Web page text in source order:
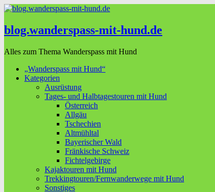
blog.wanderspass-mit-hund.de
Alles zum Thema Wanderspass mit Hund
„Wanderspass mit Hund“
Kategorien
Ausrüstung
Tages- und Halbtagestouren mit Hund
Österreich
Allgäu
Tschechien
Altmühltal
Bayerischer Wald
Fränkische Schweiz
Fichtelgebirge
Kajaktouren mit Hund
Trekkingtouren/Fernwanderwege mit Hund
Sonstiges